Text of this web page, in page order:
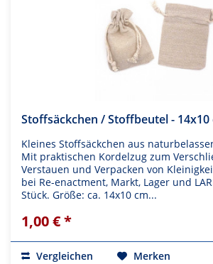
Stoffsäckchen / Stoffbeutel - 14x10
Kleines Stoffsäckchen aus
Mit praktischen Kordelzug zum
Verstauen und Verpacken von
bei Re-enactment, Markt, Lager und
Stück. Größe: ca. 14x10 cm...
1,00 € *
Vergleichen Merken